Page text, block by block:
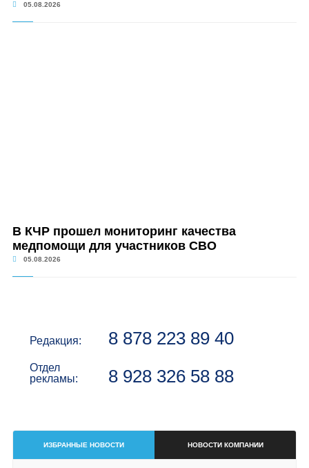
05.08.2026
В КЧР прошел мониторинг качества
медпомощи для участников СВО
05.08.2026
Редакция: 8 878 223 89 40
Отдел
рекламы:
8 928 326 58 88
ИЗБРАННЫЕ НОВОСТИ НОВОСТИ КОМПАНИИ